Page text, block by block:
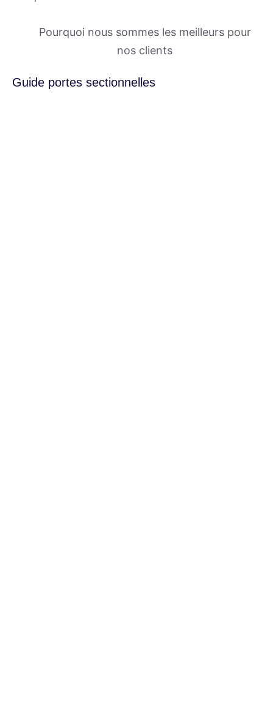
Pourquoi nous sommes les meilleurs pour
nos clients
Guide portes sectionnelles